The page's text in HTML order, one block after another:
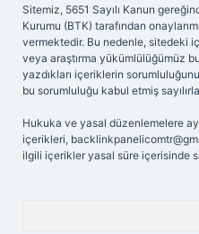
Sitemiz, 5651 Sayılı Kanun
Kurumu (BTK) tarafından
vermektedir. Bu nedenle, sitedeki
veya araştırma yükümlülüğümüz
yazdıkları içeriklerin
bu sorumluluğu kabul etmiş
Hukuka ve yasal düzenlemelere
içerikleri,
ilgili içerikler yasal süre içerisinde